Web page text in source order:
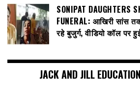
SONIPAT DAUGHTERS
FUNERAL: आखिरी सांस
रहे बुजुर्ग, वीडियो कॉल पर
JACK AND JILL